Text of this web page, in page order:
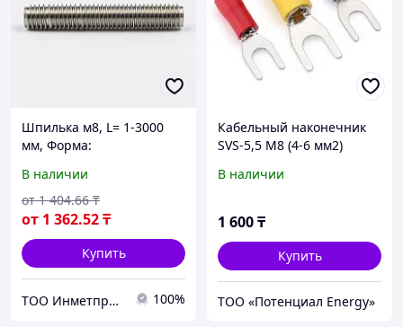
Шпилька м8, L= 1-3000
мм, Форма:
шпилька-шуруп...,
Материал: сталь;
нержавеющая сталь...
В наличии
от 1 362.52₸
от 1 404.66 ₸
Купить
ТОО Инметпром 100%
Кабельный наконечник
SVS-5,5 М8 (4-6 мм2)
В наличии
1 600₸
Купить
ТОО «‎Потенциал Energy»‎